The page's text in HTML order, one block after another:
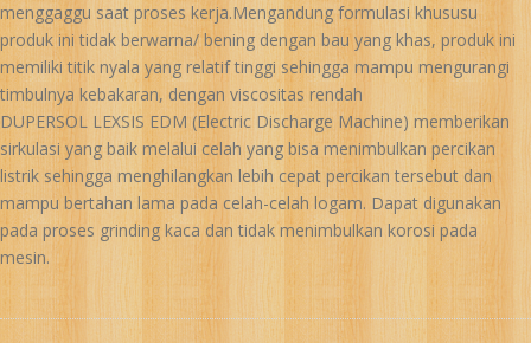
menggaggu saat proses kerja.Mengandung formulasi khususu
produk ini tidak berwarna/ bening dengan bau yang khas, produk ini
memiliki titik nyala yang relatif tinggi sehingga mampu mengurangi
timbulnya kebakaran, dengan viscositas rendah
DUPERSOL LEXSIS EDM (Electric Discharge Machine) memberikan
sirkulasi yang baik melalui celah yang bisa menimbulkan percikan
listrik sehingga menghilangkan lebih cepat percikan tersebut dan
mampu bertahan lama pada celah-celah logam. Dapat digunakan
pada proses grinding kaca dan tidak menimbulkan korosi pada
mesin.